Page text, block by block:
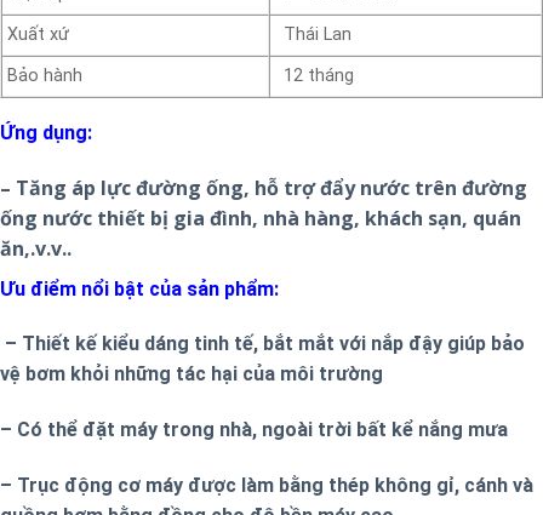
Xuất xứ
Thái Lan
Bảo hành
12 tháng
Ứng dụng:
– Tăng áp lực đường ống, hỗ trợ đẩy nước trên đường
ống nước thiết bị gia đình, nhà hàng, khách sạn, quán
ăn,.v.v..
Ưu điểm nổi bật của sản phẩm:
– Thiết kế kiểu dáng tinh tế, bắt mắt với nắp đậy giúp bảo
vệ bơm khỏi những tác hại của môi trường
– Có thể đặt máy trong nhà, ngoài trời bất kể nắng mưa
– Trục động cơ máy được làm bằng thép không gỉ, cánh và